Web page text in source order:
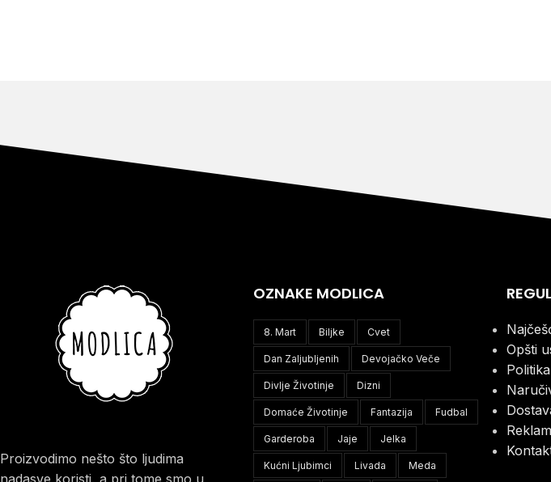
Proizvodimo nešto što ljudima
nadasve koristi, a pri tome smo u
OZNAKE MODLICA
8. Mart Biljke Cvet
Dan Zaljubljenih Devojačko Veče
Divlje Životinje Dizni
Domaće Životinje Fantazija Fudbal
Garderoba Jaje Jelka
Kućni Ljubimci Livada Meda
Opšti